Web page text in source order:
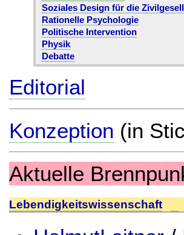
Soziales Design für die
Rationelle Psychologie
Politische Intervention
Physik
Debatte
Editorial
Konzeption (in
Aktuelle
Lebendigkeitswissenschaft